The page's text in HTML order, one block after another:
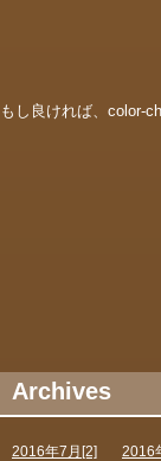
もし良ければ、color-
Archives
2016年7月[2] 2016